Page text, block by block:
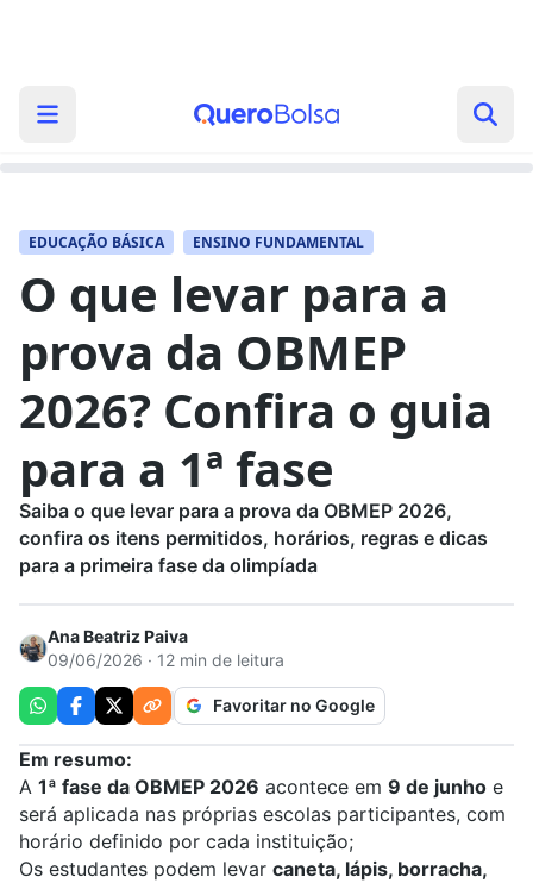
EDUCAÇÃO BÁSICA ENSINO FUNDAMENTAL
O que levar para a
prova da OBMEP
2026? Confira o guia
para a 1ª fase
Saiba o que levar para a prova da OBMEP 2026,
confira os itens permitidos, horários, regras e dicas
para a primeira fase da olimpíada
Ana Beatriz Paiva
09/06/2026 · 12 min de leitura
Favoritar no Google
Em resumo:
A 1ª fase da OBMEP 2026 acontece em 9 de junho e
será aplicada nas próprias escolas participantes, com
horário definido por cada instituição;
Os estudantes podem levar caneta, lápis, borracha,